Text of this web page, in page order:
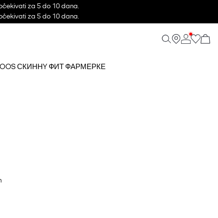
za 5 do 10 dana.
za 5 do 10 dana.
NOOS СКИННY ФИТ ФАРМЕРКЕ